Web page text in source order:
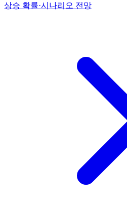
상승 확률·시나리오 전망